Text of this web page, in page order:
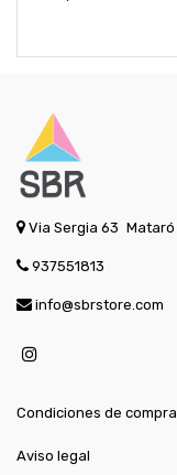
Via Sergia 63 Mataró
937551813
info@sbrstore.com
Condiciones de compra
Aviso legal